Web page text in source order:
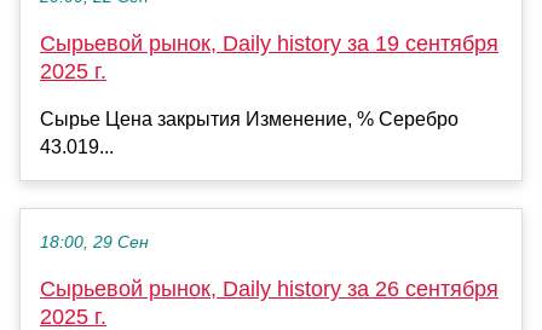
Сырьевой рынок, Daily history за 19 сентября
2025 г.
Сырье Цена закрытия Изменение, % Серебро
43.019...
18:00, 29 Сен
Сырьевой рынок, Daily history за 26 сентября
2025 г.